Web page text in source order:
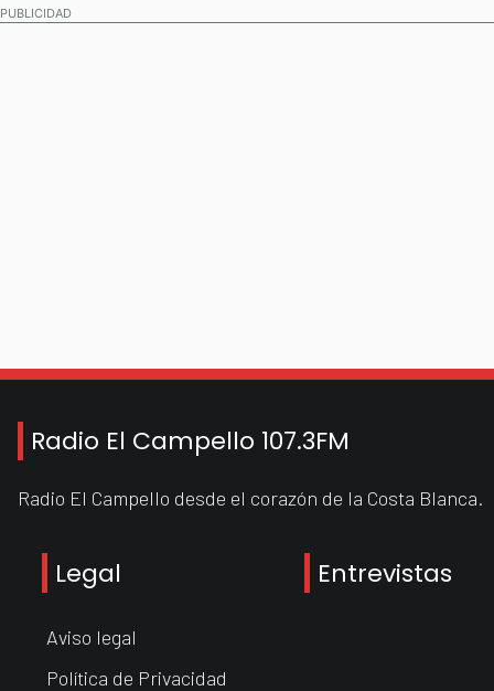
PUBLICIDAD
Radio El Campello 107.3FM
Radio El Campello desde el corazón de la Costa Blanca.
Legal
Aviso legal
Política de Privacidad
Entrevistas